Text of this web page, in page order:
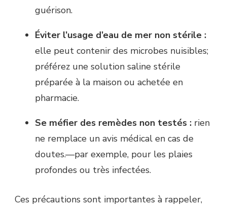
guérison.
Éviter l’usage d’eau de mer non stérile :
elle peut contenir des microbes nuisibles;
préférez une solution saline stérile
préparée à la maison ou achetée en
pharmacie.
Se méfier des remèdes non testés : rien
ne remplace un avis médical en cas de
doutes.—par exemple, pour les plaies
profondes ou très infectées.
Ces précautions sont importantes à rappeler,